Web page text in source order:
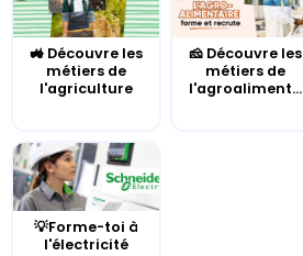
🚜 Découvre les
métiers de
l'agriculture
🧀 Découvre les
métiers de
l'agroaliment...
💡Forme-toi à
l'électricité